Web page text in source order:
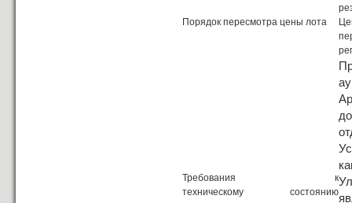
Порядок пересмотра цены лота
Требования к
техническому состоянию